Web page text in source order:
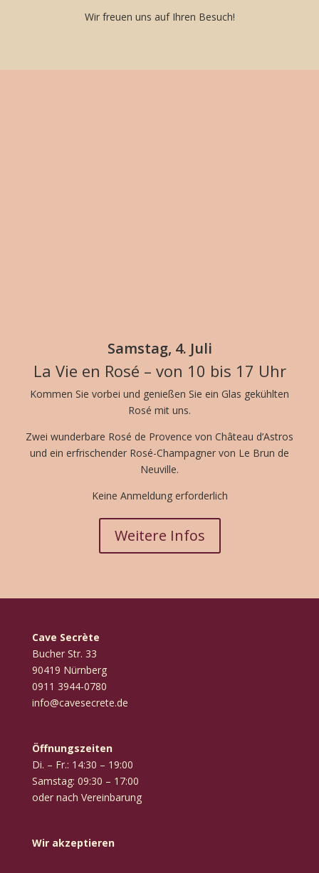
Wir freuen uns auf Ihren Besuch!
Samstag, 4. Juli
La Vie en Rosé – von 10 bis 17 Uhr
Kommen Sie vorbei und genießen Sie ein Glas gekühlten
Rosé mit uns.
Zwei wunderbare Rosé de Provence von Château d’Astros
und ein erfrischender Rosé-Champagner von Le Brun de
Neuville.
Keine Anmeldung erforderlich
Weitere Infos
Cave Secrète
Bucher Str. 33
90419 Nürnberg
‭0911 3944-0780‬
info@cavesecrete.de
Öffnungszeiten
Di. – Fr.: 14:30 – 19:00
Samstag: 09:30 – 17:00
oder nach Vereinbarung
Wir akzeptieren